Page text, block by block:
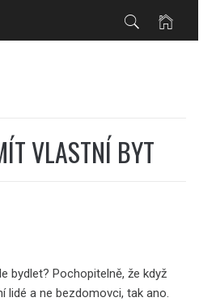
VLASTNÍ BYT
bydlet? Pochopitelně, že když
lidé a ne bezdomovci, tak ano.